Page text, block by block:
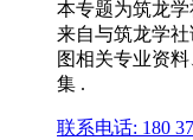
本专题为筑龙
来自与筑龙学
图相关专业资
集 .
联系电话: 180